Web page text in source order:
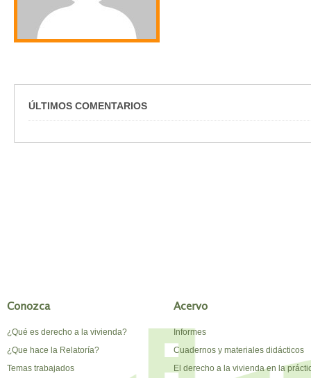
ÚLTIMOS COMENTARIOS
Conozca
¿Qué es derecho a la vivienda?
¿Que hace la Relatoría?
Temas trabajados
Acervo
Informes
Cuadernos y materiales didácticos
El derecho a la vivienda en la